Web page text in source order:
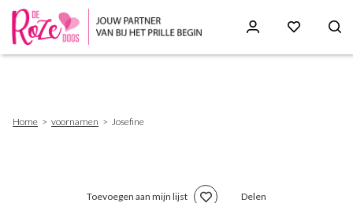
Home voornamen Josefine
Toevoegen aan mijn lijst Delen